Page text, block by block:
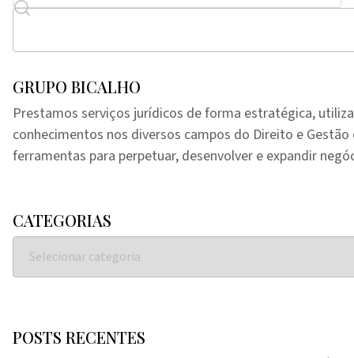
GRUPO BICALHO
Prestamos serviços jurídicos de forma estratégica,
conhecimentos nos diversos campos do Direito e
ferramentas para perpetuar, desenvolver e expandir
CATEGORIAS
POSTS RECENTES